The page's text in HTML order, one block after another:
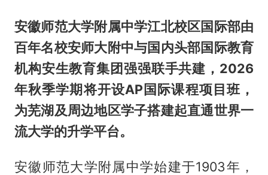
安徽师范大学附属中学江北校区国际部由
百年名校安师大附中与国内头部国际教育
机构安生教育集团强强联手共建， 2026
年秋季学期将开设AP 国际课程项目班，
为芜湖及周边地区学子搭建起直通世界一
流大学的升学平台。
安徽师范大学附属中学始建于1903年，